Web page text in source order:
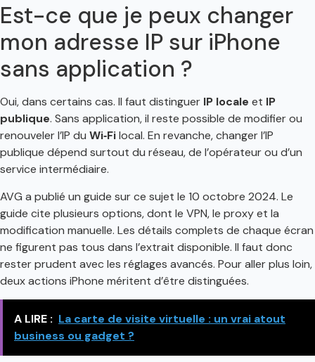
Est-ce que je peux changer
mon adresse IP sur iPhone
sans application ?
Oui, dans certains cas. Il faut distinguer IP locale et IP
publique. Sans application, il reste possible de modifier ou
renouveler l’IP du Wi‑Filocal. En revanche, changer l’IP
publique dépend surtout du réseau, de l’opérateur ou d’un
service intermédiaire.
AVG a publié un guide sur ce sujet le 10 octobre 2024. Le
guide cite plusieurs options, dont le VPN, le proxy et la
modification manuelle. Les détails complets de chaque écran
ne figurent pas tous dans l’extrait disponible. Il faut donc
rester prudent avec les réglages avancés. Pour aller plus loin,
deux actions iPhone méritent d’être distinguées.
A LIRE : La carte de visite virtuelle : un vrai atout
business ou gadget ?